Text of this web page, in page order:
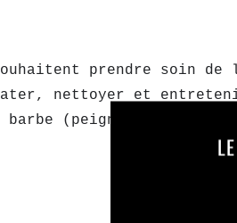
prendre soin de
nettoyer et
(peigne ou brosse).